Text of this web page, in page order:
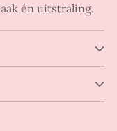
én uitstraling.